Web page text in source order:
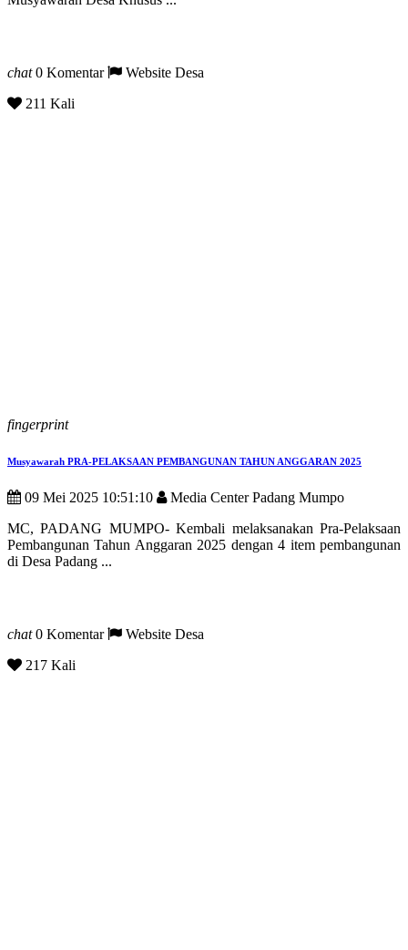
chat0 Komentar
Website Desa
211 Kali
fingerprint
Musyawarah PRA-PELAKSAAN PEMBANGUNAN TAHUN ANGGARAN 2025
09 Mei 2025 10:51:10
Media Center Padang Mumpo
MC, PADANG MUMPO- Kembali melaksanakan Pra-Pelaksaan
Pembangunan Tahun Anggaran 2025 dengan 4 item pembangunan
di Desa Padang ...
chat0 Komentar
Website Desa
217 Kali